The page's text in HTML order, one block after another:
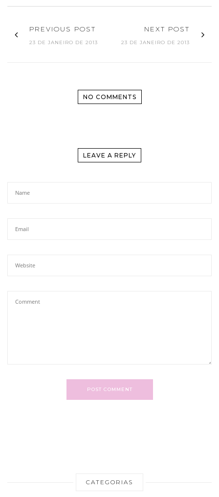
PREVIOUS POST
23 DE JANEIRO DE 2013
NEXT POST
23 DE JANEIRO DE 2013
NO COMMENTS
LEAVE A REPLY
POST COMMENT
CATEGORIAS